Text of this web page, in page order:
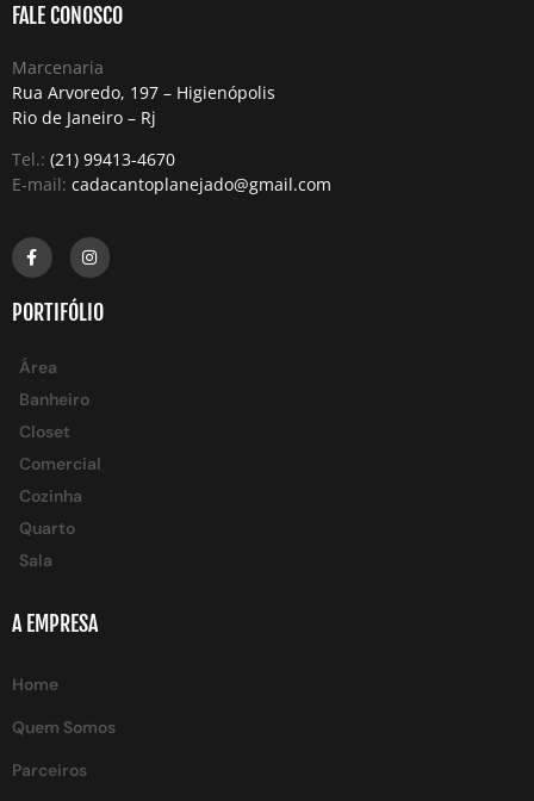
FALE CONOSCO
Marcenaria
Rua Arvoredo, 197 – Higienópolis
Rio de Janeiro – Rj
Tel.: (21) 99413-4670
E-mail: cadacantoplanejado@gmail.com
PORTIFÓLIO
Área
Banheiro
Closet
Comercial
Cozinha
Quarto
Sala
A EMPRESA
Home
Quem Somos
Parceiros